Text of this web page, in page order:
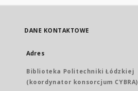
DANE KONTAKTOWE
Adres
Biblioteka Politechniki Łódzkiej
(koordynator konsorcjum CYBRA)